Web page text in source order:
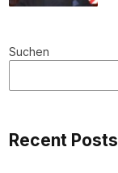
Suchen
Recent Posts